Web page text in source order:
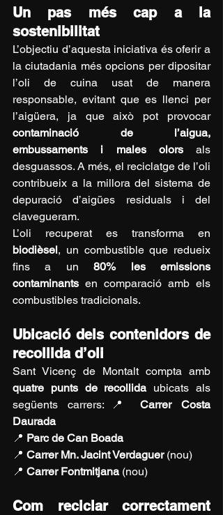
Un pas més cap a la
sostenibilitat
L’objectiu d’aquesta iniciativa és oferir a
la ciutadania més opcions per dipositar
l’oli de cuina usat de manera
responsable, evitant que es llenci per
l’aigüera, ja que això pot provocar
contaminació de l’aigua,
embussaments i males olors als
desguassos. A més, el reciclatge de l’oli
contribueix a la millora del sistema de
depuració d’aigües residuals i del
clavegueram.
biodièsel, un combustible que redueix
fins a un 80% les emissions
contaminants en comparació amb els
combustibles tradicionals.
Ubicació dels contenidors de
recollida d’oli
quatre punts de recollida ubicats als
següents carrers:📍 Carrer Costa
Daurada
📍 Parc de Can Boada
📍 Carrer Mn. Jacint Verdaguer (nou)
📍 Carrer Fontmitjana (nou)
Com reciclar correctament